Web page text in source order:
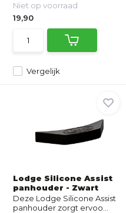
Vergelijk
Niet op voorraad
19,90
Lodge Silicone Assist
panhouder - Zwart
Deze Lodge Silicone Assist
panhouder zorgt ervoo...